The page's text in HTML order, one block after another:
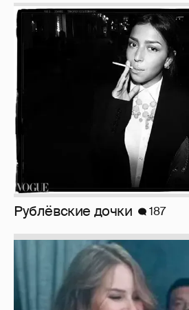
Рублёвские дочки 187
Неужели правда?